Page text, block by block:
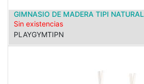
GIMNASIO DE MADERA TIPI NATURAL
Sin existencias
PLAYGYMTIPN